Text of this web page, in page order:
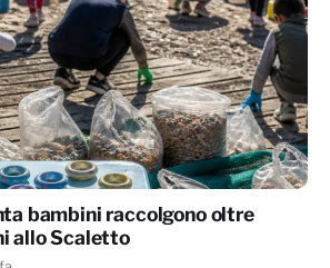
bambini raccolgono oltre
allo Scaletto